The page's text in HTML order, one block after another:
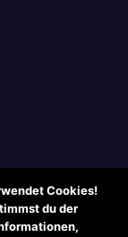
Newsup von
Cookies!
du der